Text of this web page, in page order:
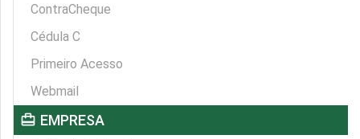
ContraCheque
Cédula C
Primeiro Acesso
Webmail
card_travel EMPRESA